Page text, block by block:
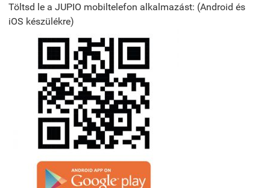
Töltsd le a JUPIO mobiltelefon alkalmazást: (Android és
iOS készülékre)